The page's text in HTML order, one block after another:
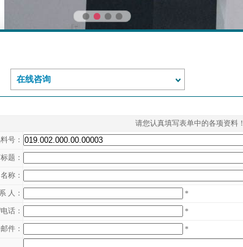
在线咨询
请您认真填写表单中的各项资料！
号：
题：
称：
人：
*
话：
*
件：
*